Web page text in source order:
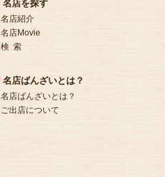
名店を探す
名店紹介
名店Movie
検 索
名店ばんざいとは？
名店ばんざいとは？
ご出店について